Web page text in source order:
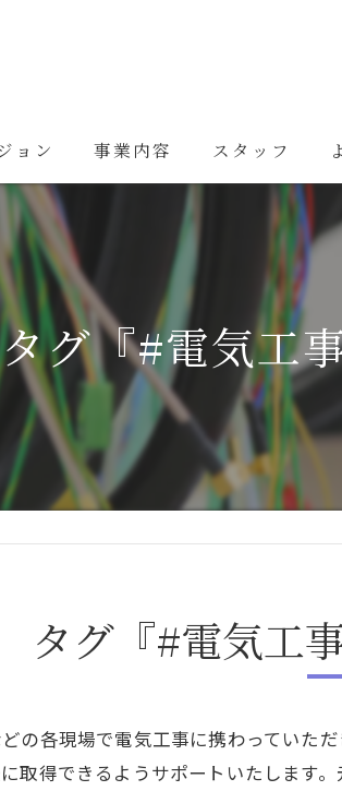
ョン 事業内容 スタッフ
タグ『#電気工
タグ『#電気工
の各現場で電気工事に携わっていた
取得できるようサポートいたします